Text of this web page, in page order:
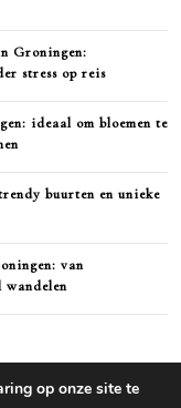
Groningen:
stress op reis
ideaal om bloemen te
buurten en unieke
van
wandelen
op onze site te